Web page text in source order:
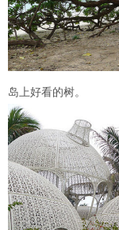
岛上好看的树。